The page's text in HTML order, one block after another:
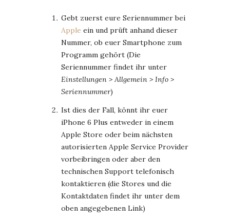
Gebt zuerst eure Seriennummer bei
Apple ein und prüft anhand dieser
Nummer, ob euer Smartphone zum
Programm gehört (Die
Seriennummer findet ihr unter
Einstellungen > Allgemein > Info >
Seriennummer)
Ist dies der Fall, könnt ihr euer
iPhone 6 Plus entweder in einem
Apple Store oder beim nächsten
autorisierten Apple Service Provider
vorbeibringen oder aber den
technischen Support telefonisch
kontaktieren (die Stores und die
Kontaktdaten findet ihr unter dem
oben angegebenen Link)